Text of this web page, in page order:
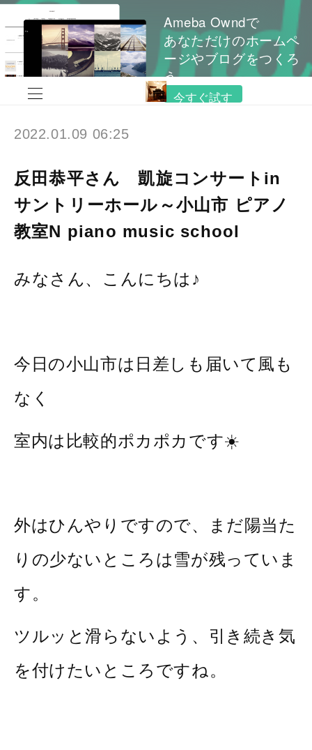
Ameba Owndで
あなただけのホームペ
ージやブログをつくろ
う
今すぐ試す
2022.01.09 06:25
反田恭平さん 凱旋コンサートin
サントリーホール～小山市 ピアノ
教室N piano music school
みなさん、こんにちは♪
今日の小山市は日差しも届いて風も
なく
室内は比較的ポカポカです☀️
外はひんやりですので、まだ陽当た
りの少ないところは雪が残っていま
す。
ツルッと滑らないよう、引き続き気
を付けたいところですね。